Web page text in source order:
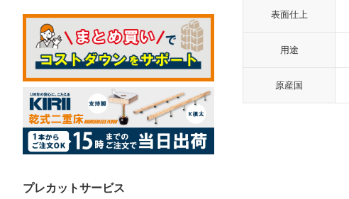
表面仕上
用途
原産国
プレカットサービス